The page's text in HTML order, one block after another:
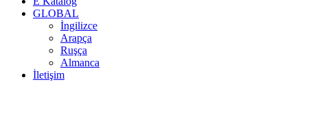
GLOBAL
İngilizce
Arapça
Ruşça
Almanca
İletişim